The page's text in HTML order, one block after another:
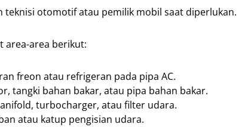
teknisi otomotif atau pemilik mobil saat diperlukan.
area-area berikut:
freon atau refrigeran pada pipa AC.
tangki bahan bakar, atau pipa bahan bakar.
turbocharger, atau filter udara.
atau katup pengisian udara.